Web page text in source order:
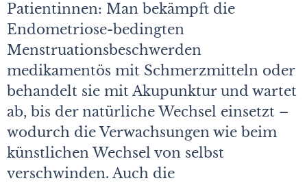
Patientinnen: Man bekämpft die
Endometriose-bedingten
Menstruationsbeschwerden
medikamentös mit Schmerzmitteln oder
behandelt sie mit Akupunktur und wartet
ab, bis der natürliche Wechsel einsetzt –
wodurch die Verwachsungen wie beim
künstlichen Wechsel von selbst
verschwinden. Auch die